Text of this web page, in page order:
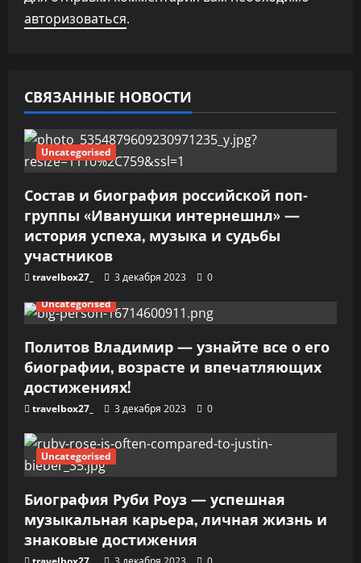
я
з
а
п
и
с
я
м
авторизоваться.
СВЯЗАННЫЕ НОВОСТИ
Uncategorised
Состав и биография российской поп-
группы «Иванушки интернешнл» —
история успеха, музыка и судьбы
участников
travelbox27_ 3 декабря 2023
0
Uncategorised
Политов Владимир — узнайте все о его
биографии, возрасте и впечатляющих
достижениях!
travelbox27_ 3 декабря 2023 0
Uncategorised
Биография Руби Роуз — успешная
музыкальная карьера, личная жизнь и
знаковые достижения